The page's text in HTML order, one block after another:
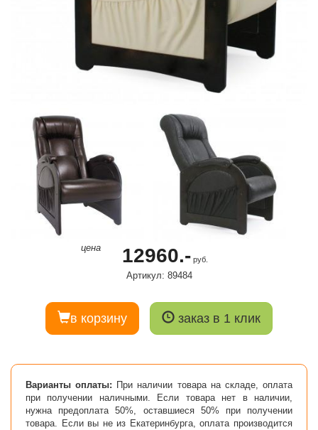
цена 12960.-руб.
Артикул: 89484
в корзину заказ в 1 клик
Варианты оплаты: При наличии товара на складе, оплата
при получении наличными. Если товара нет в наличии,
нужна предоплата 50%, оставшиеся 50% при получении
товара. Если вы не из Екатеринбурга, оплата производится